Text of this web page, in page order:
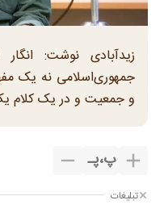
زیدآبادی نوشت:
جمهوری‌اسلامی نه یک
و جمعیت و در یک کلام
پ،پـ
تبلیغات